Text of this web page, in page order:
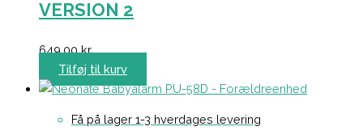
VERSION 2
649,00kr.
Tilføj til kurv
Få på lager 1-3 hverdages levering